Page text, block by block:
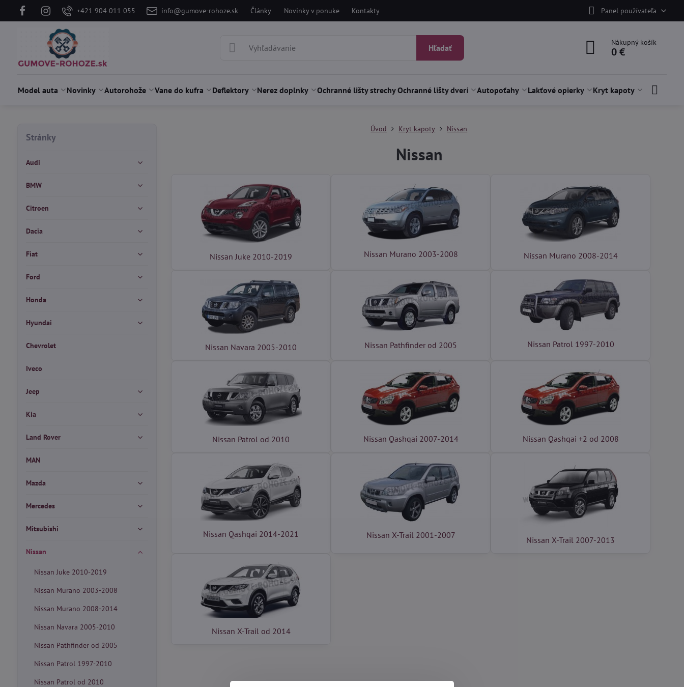
+421 904 011 055 info@gumove-rohoze.sk Články Novinky v ponuke Kontakty Panel používateľa
Hľadať
Nákupný košík
0 €
Model auta Novinky Autorohože Vane do kufra Deflektory Nerez doplnky Ochranné lišty strechyOchranné lišty dverí Autopoťahy Lakťové opierky Kryt kapoty
Úvod Kryt kapoty Nissan
Nissan
Nissan Juke 2010-2019 Nissan Murano 2003-2008 Nissan Murano 2008-2014
Nissan Navara 2005-2010 Nissan Pathfinder od 2005 Nissan Patrol 1997-2010
Nissan Patrol od 2010 Nissan Qashqai 2007-2014 Nissan Qashqai +2 od 2008
Nissan Qashqai 2014-2021 Nissan X-Trail 2001-2007 Nissan X-Trail 2007-2013
Nissan X-Trail od 2014
Stránky
Audi
BMW
Citroen
Dacia
Fiat
Ford
Honda
Hyundai
Chevrolet
Iveco
Jeep
Kia
Land Rover
MAN
Mazda
Mercedes
Mitsubishi
Nissan
Nissan Juke 2010-2019
Nissan Murano 2003-2008
Nissan Murano 2008-2014
Nissan Navara 2005-2010
Nissan Pathfinder od 2005
Nissan Patrol 1997-2010
Nissan Patrol od 2010